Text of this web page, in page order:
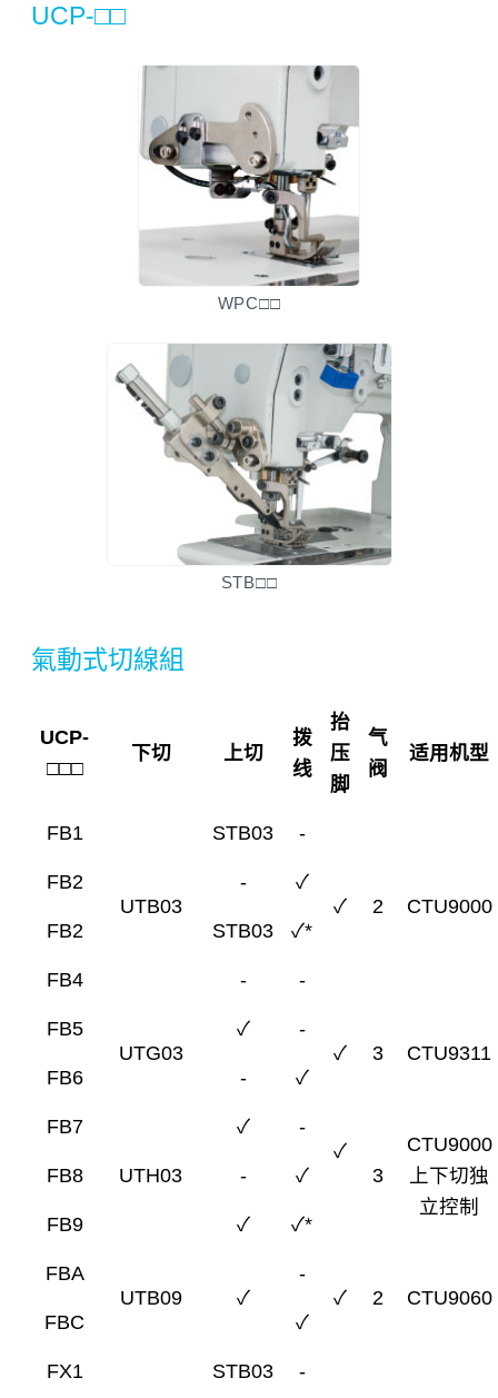
UCP-□□
WPC□□
STB□□
氣動式切線組
UCP-
□□□
下切 上切
拨
线
抬
压
脚
气
阀
适用机型
FB1
UTB03
STB03 -
✓ 2 CTU9000
FB2 - ✓
FB2 STB03 ✓*
FB4 - -
FB5
UTG03
✓
-
✓
3
CTU9311
FB6
- ✓
FB7
UTH03
✓
-
✓
3
CTU9000
上下切独
立控制
FB8 - ✓
FB9 ✓ ✓*
✓
FBA
UTB09
✓
-
2
CTU9060
FBC
✓
FX1 STB03 -